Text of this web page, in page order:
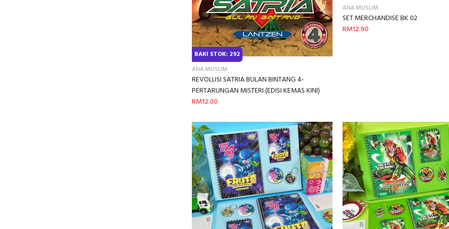
BAKI STOK: 292
ANA MUSLIM
REVOLUSI SATRIA BULAN BINTANG 4-
PERTARUNGAN MISTERI (EDISI KEMAS KINI)
RM12.00
ANA MUSLIM
SET MERCHANDISE BK 02
RM12.90